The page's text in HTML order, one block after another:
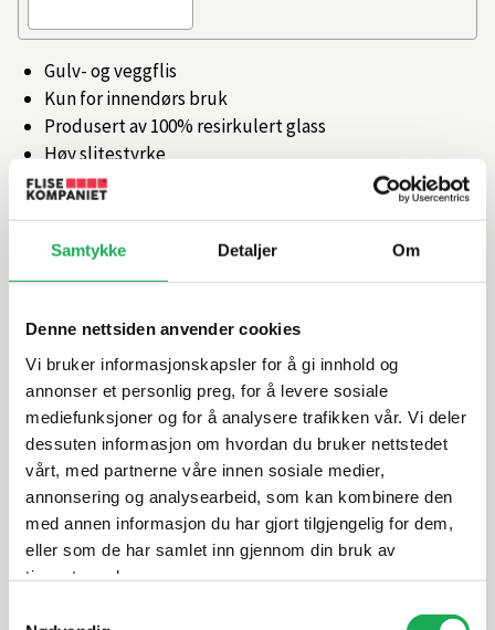
Samtykke Detaljer Om
Denne nettsiden anvender cookies
Vi bruker informasjonskapsler for å gi innhold og
annonser et personlig preg, for å levere sosiale
mediefunksjoner og for å analysere trafikken vår. Vi deler
dessuten informasjon om hvordan du bruker nettstedet
vårt, med partnerne våre innen sosiale medier,
annonsering og analysearbeid, som kan kombinere den
med annen informasjon du har gjort tilgjengelig for dem,
eller som de har samlet inn gjennom din bruk av
tjenestene deres.
Gulv- og veggflis
Kun for innendørs bruk
Produsert av 100% resirkulert glass
Høy slitestyrke
Produsert i Italia
Artikkelnr.101358606
Spesifikasjoner
Rengjøring og vedlikehold
Leveringsinformasjon
Dokumentasjon